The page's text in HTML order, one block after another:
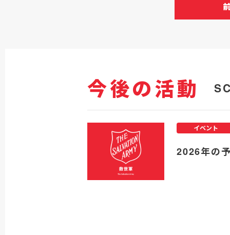
今後の活動
2026年の
イベント